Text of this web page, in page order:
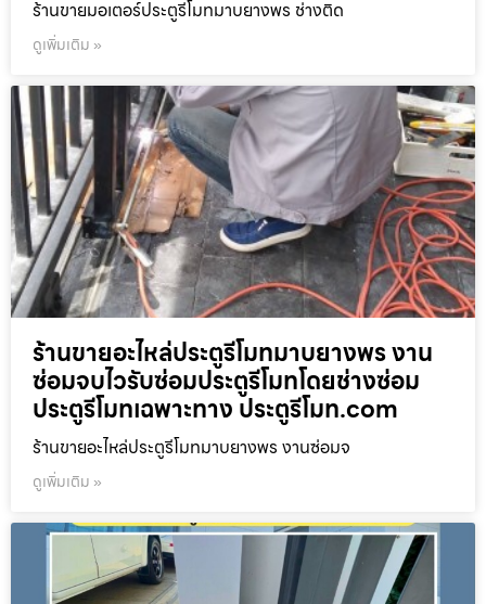
ร้านขายมอเตอร์ประตูรีโมทมาบยางพร ช่างติด
ดูเพิ่มเติม »
ร้านขายอะไหล่ประตูรีโมทมาบยางพร งาน
ซ่อมจบไวรับซ่อมประตูรีโมทโดยช่างซ่อม
ประตูรีโมทเฉพาะทาง ประตูรีโมท.com
ร้านขายอะไหล่ประตูรีโมทมาบยางพร งานซ่อมจ
ดูเพิ่มเติม »